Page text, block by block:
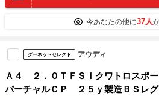
今あなたの他に37人
グーネットセレクト アウディ
Ａ４ ２．０ＴＦＳＩクワトロスポ
バーチャルＣＰ ２５ｙ製造ＢＳレ